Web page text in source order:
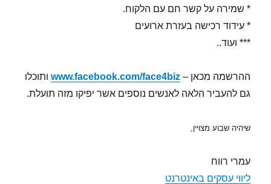
* שמירה על קשר חם עם הלקוח.
* עידוד רכישה בעזרת ארועים
*** ועוד..
ההרשמה מכאן –www.facebook.com/face4biz ותוכלו
גם להעביר הלאה לאנשים נוספים אשר יפיקו מזה תועלת.
שיהיה שבוע מצויין,
עמרי רווח
ליווי עסקים באינטרנט